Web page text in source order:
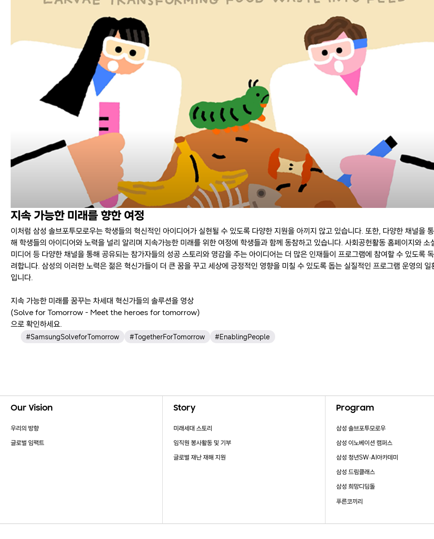
지속 가능한 미래를 향한 여정
이처럼 삼성 솔브포투모로우는 학생들의 혁신적인 아이디어가 실현될 수 있도록 다양한 지원을 아끼지 않고 있습니다. 또한, 다양한 채널을 통
해 학생들의 아이디어와 노력을 널리 알리며 지속가능한 미래를 위한 여정에 학생들과 함께 동참하고 있습니다. 사회공헌활동 홈페이지와 소
미디어 등 다양한 채널을 통해 공유되는 참가자들의 성공 스토리와 영감을 주는 아이디어는 더 많은 인재들이 프로그램에 참여할 수 있도록 독
려합니다. 삼성의 이러한 노력은 젊은 혁신가들이 더 큰 꿈을 꾸고 세상에 긍정적인 영향을 미칠 수 있도록 돕는 실질적인 프로그램 운영의 일
입니다.
지속 가능한 미래를 꿈꾸는 차세대 혁신가들의 솔루션을 영상
(Solve for Tomorrow - Meet the heroes for tomorrow)
으로 확인하세요.
#SamsungSolveforTomorrow #TogetherForTomorrow #EnablingPeople
Our Vision
우리의 방향
글로벌 임팩트
Story
미래세대 스토리
임직원 봉사활동 및 기부
글로벌 재난 재해 지원
Program
삼성 솔브포투모로우
삼성 이노베이션 캠퍼스
삼성 청년SW·AI아카데미
삼성 드림클래스
삼성 희망디딤돌
푸른코끼리